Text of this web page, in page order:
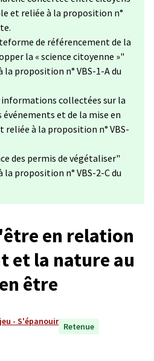
et reliée à la proposition n°
de référencement de la
la « science citoyenne »"
proposition n° VBS-1-A du
informations collectées sur la
événements et de la mise en
reliée à la proposition n° VBS-
des permis de végétaliser"
proposition n° VBS-2-C du
en relation
et la nature au
être
- S'épanouir Retenue